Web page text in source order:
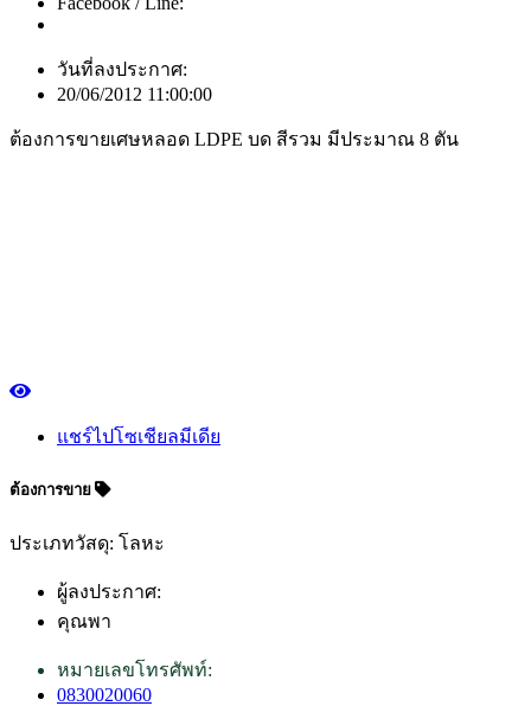
วันที่ลงประกาศ:
20/06/2012 11:00:00
ต้องการขายเศษหลอด LDPE บด สีรวม มีประมาณ 8 ตัน
แชร์ไปโซเชียลมีเดีย
ต้องการขาย
ประเภทวัสดุ: โลหะ
ผู้ลงประกาศ:
คุณพา
หมายเลขโทรศัพท์:
0830020060